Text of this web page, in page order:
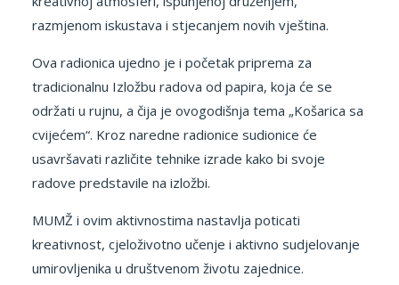
razmjenom iskustava i stjecanjem novih vještina.
Ova radionica ujedno je i početak priprema za
tradicionalnu Izložbu radova od papira, koja će se
održati u rujnu, a čija je ovogodišnja tema „Košarica sa
cvijećem“. Kroz naredne radionice sudionice će
usavršavati različite tehnike izrade kako bi svoje
radove predstavile na izložbi.
MUMŽ i ovim aktivnostima nastavlja poticati
kreativnost, cjeloživotno učenje i aktivno sudjelovanje
umirovljenika u društvenom životu zajednice.